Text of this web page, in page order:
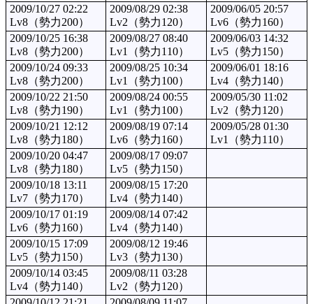
2009/10/27 02:22
Lv8（勢力200）
2009/08/29 02:38
Lv2（勢力120）
2009/06/05 20:57
Lv6（勢力160）
2009/10/25 16:38
Lv8（勢力200）
2009/08/27 08:40
Lv1（勢力110）
2009/06/03 14:32
Lv5（勢力150）
2009/10/24 09:33
Lv8（勢力200）
2009/08/25 10:34
Lv1（勢力100）
2009/06/01 18:16
Lv4（勢力140）
2009/10/22 21:50
Lv8（勢力190）
2009/08/24 00:55
Lv1（勢力100）
2009/05/30 11:02
Lv2（勢力120）
2009/10/21 12:12
Lv8（勢力180）
2009/08/19 07:14
Lv6（勢力160）
2009/05/28 01:30
Lv1（勢力110）
2009/10/20 04:47
Lv8（勢力180）
2009/08/17 09:07
Lv5（勢力150）
2009/10/18 13:11
Lv7（勢力170）
2009/08/15 17:20
Lv4（勢力140）
2009/10/17 01:19
Lv6（勢力160）
2009/08/14 07:42
Lv4（勢力140）
2009/10/15 17:09
Lv5（勢力150）
2009/08/12 19:46
Lv3（勢力130）
2009/10/14 03:45
Lv4（勢力140）
2009/08/11 03:28
Lv2（勢力120）